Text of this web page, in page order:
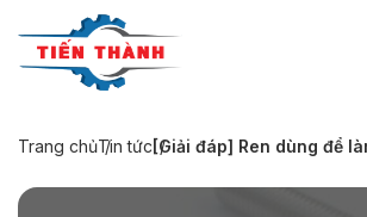
Trang chủTin tức